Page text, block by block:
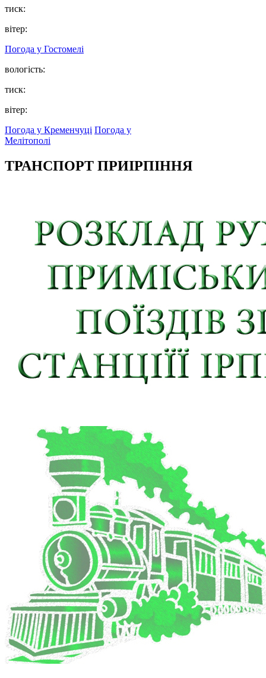
тиск:
вітер:
Погода у Гостомелі
вологість:
тиск:
вітер:
Погода у Кременчуці Погода у
Мелітополі
ТРАНСПОРТ ПРИІРПІННЯ